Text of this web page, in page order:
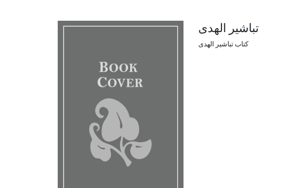
تباشير الهدى
كتاب تباشير الهدى